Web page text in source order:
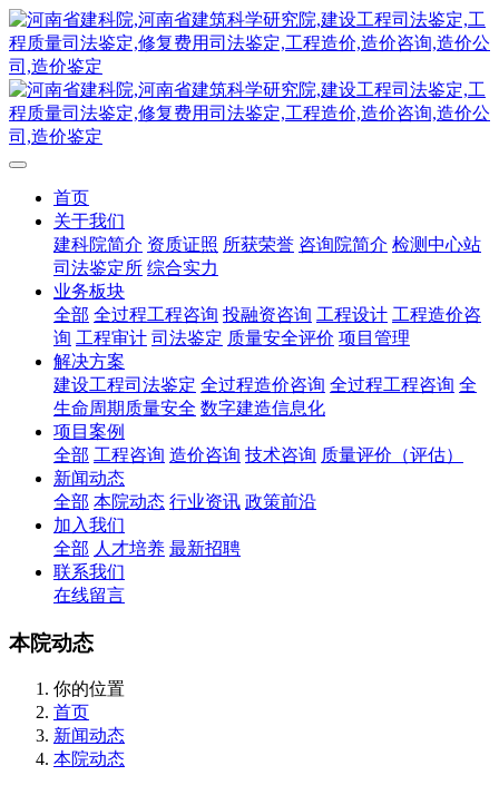
首页
关于我们
建科院简介 资质证照 所获荣誉 咨询院简介 检测中心站
司法鉴定所 综合实力
业务板块
全部 全过程工程咨询 投融资咨询 工程设计 工程造价咨
询 工程审计 司法鉴定 质量安全评价 项目管理
解决方案
建设工程司法鉴定 全过程造价咨询 全过程工程咨询 全
生命周期质量安全 数字建造信息化
项目案例
全部 工程咨询 造价咨询 技术咨询 质量评价（评估）
新闻动态
全部 本院动态 行业资讯 政策前沿
加入我们
全部 人才培养 最新招聘
联系我们
在线留言
本院动态
你的位置
首页
新闻动态
本院动态